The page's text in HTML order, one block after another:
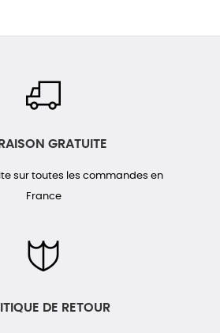
GRATUITE
sur toutes les commandes en
France
DE RETOUR